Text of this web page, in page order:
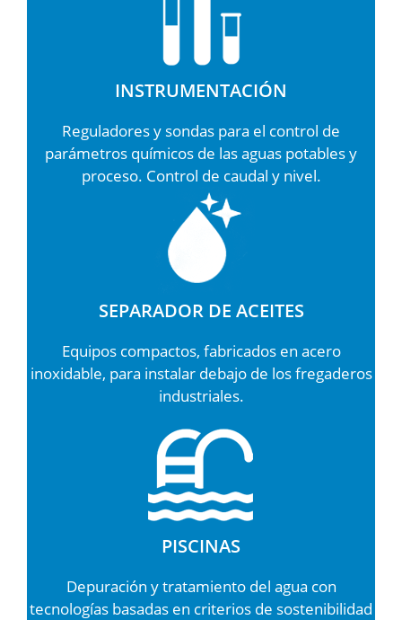
INSTRUMENTACIÓN
Reguladores y sondas para el control de
parámetros químicos de las aguas potables y
proceso. Control de caudal y nivel.
SEPARADOR DE ACEITES
Equipos compactos, fabricados en acero
inoxidable, para instalar debajo de los fregaderos
industriales.
PISCINAS
Depuración y tratamiento del agua con
tecnologías basadas en criterios de sostenibilidad